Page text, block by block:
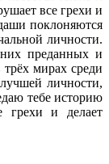
все грехи и
поклоняются
личности.
преданных и
мирах среди
личности,
тебе историю
грехи и делает